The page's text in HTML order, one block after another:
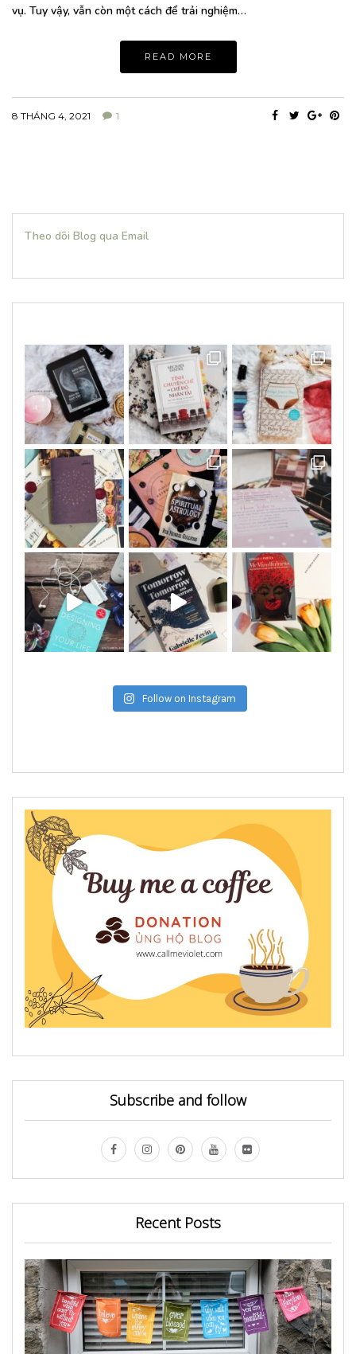
vụ. Tuy vậy, vẫn còn một cách để trải nghiệm…
READ MORE
8 THÁNG 4, 2021 1
Theo dõi Blog qua Email
Follow on Instagram
Subscribe and follow
Recent Posts